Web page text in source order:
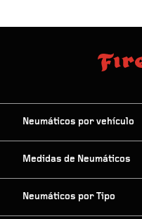
Neumáticos por vehículo
Medidas de Neumáticos
Neumáticos por Tipo